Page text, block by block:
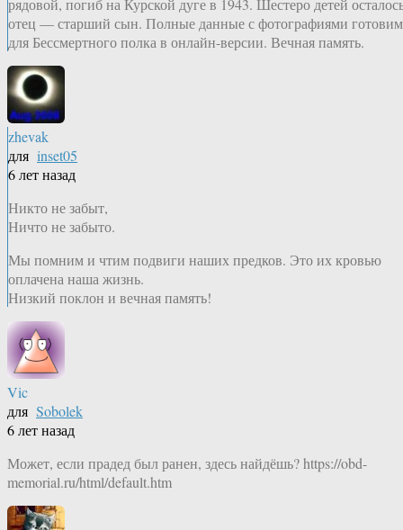
рядовой, погиб на Курской дуге в 1943. Шестеро детей
отец — старший сын. Полные данные с фотографиями готовим
для Бессмертного полка в онлайн-версии. Вечная память.
zhevak
для inset05
6 лет назад
Никто не забыт,
Ничто не забыто.
Мы помним и чтим подвиги наших предков. Это их кровью
оплачена наша жизнь.
Низкий поклон и вечная память!
Vic
для Sobolek
6 лет назад
Может, если прадед был ранен, здесь найдёшь? https://obd-
memorial.ru/html/default.htm